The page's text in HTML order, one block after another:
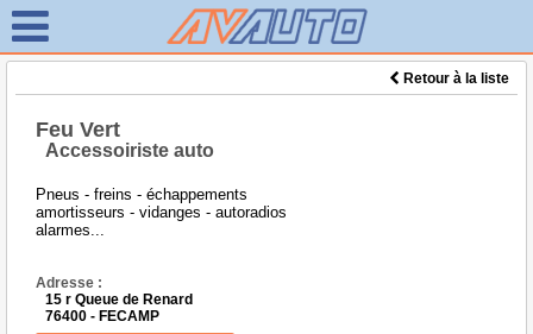
Retour à la liste
Feu Vert
Accessoiriste auto
Pneus - freins - échappements
amortisseurs - vidanges - autoradios
alarmes...
Adresse :
15 r Queue de Renard
76400 - FECAMP